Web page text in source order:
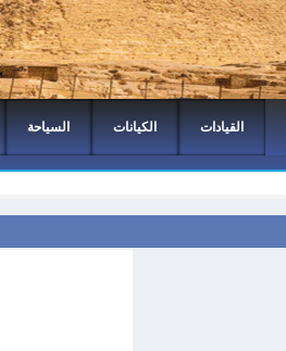
القيادات الكيانات السياحة